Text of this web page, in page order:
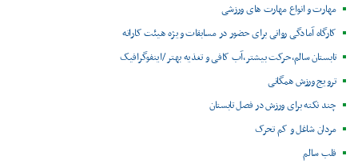
مهارت و انواع مهارت های ورزشی
کارگاه آمادگی روانی برای حضور در مسابقات ویژه هیئت کاراته
تابستان سالم،حرکت بیشتر،آب کافی و تغذیه بهتر /اینفوگرافیک
ترویج ورزش همگانی
چند نکته برای ورزش در فصل تابستان
مردان شاغل و کم تحرک
قلب سالم